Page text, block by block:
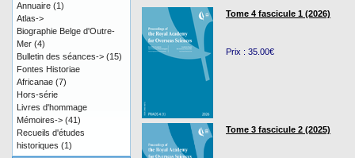
Tome 4 fascicule 1 (2026)
Prix : 35.00€
Tome 3 fascicule 2 (2025)
Annuaire (1)
Atlas->
Biographie Belge d'Outre-
Mer (4)
Bulletin des séances-> (15)
Fontes Historiae
Africanae (7)
Hors-série
Livres d'hommage
Mémoires-> (41)
Recueils d'études
historiques (1)